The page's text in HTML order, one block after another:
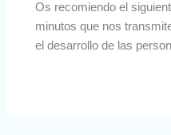
Os recomiendo el
minutos que nos
el desarrollo de las